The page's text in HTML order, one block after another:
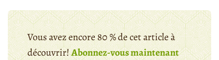
Vous avez encore 80 % de cet article à
découvrir!Abonnez-vous maintenant